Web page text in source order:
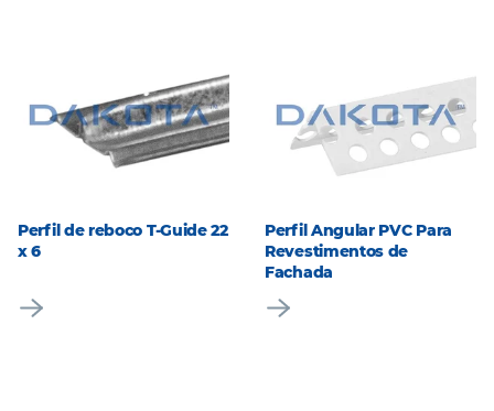
Perfil de reboco T-Guide 22
x 6
Perfil Angular PVC Para
Revestimentos de
Fachada